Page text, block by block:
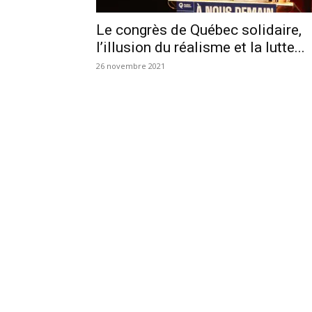
Le congrès de Québec solidaire,
l’illusion du réalisme et la lutte...
26 novembre 2021